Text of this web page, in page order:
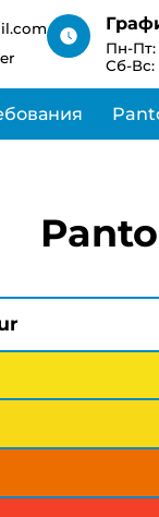
Пн-Пт:
Сб-Вс: